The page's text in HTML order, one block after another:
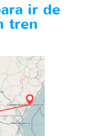
ir de
tren